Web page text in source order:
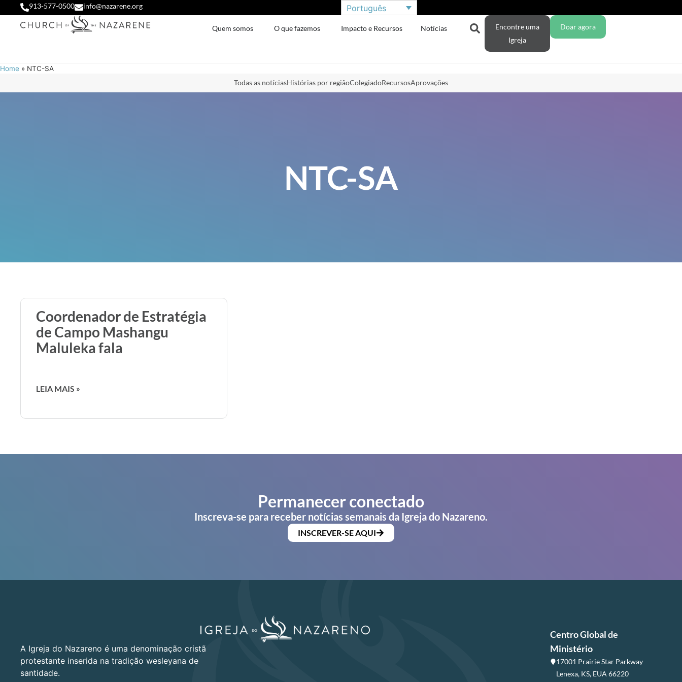
913-577-0500 info@nazarene.org Português
Quem somos O que fazemos Impacto e Recursos Notícias
Encontre uma
Igreja
Doar agora
Home » NTC-SA
Todas as notíciasHistórias por regiãoColegiadoRecursosAprovações
NTC-SA
Coordenador de Estratégia
de Campo Mashangu
Maluleka fala
LEIA MAIS »
Permanecer conectado
Inscreva-se para receber notícias semanais da Igreja do Nazareno.
INSCREVER-SE AQUI
A Igreja do Nazareno é uma denominação cristã
protestante inserida na tradição wesleyana de
santidade.
Centro Global de
Ministério
17001 Prairie Star Parkway
Lenexa, KS, EUA 66220